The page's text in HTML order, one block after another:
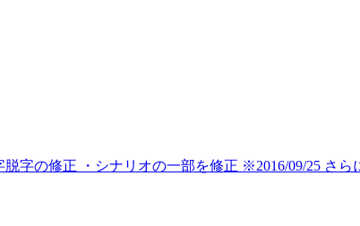
字の修正 ・シナリオの一部を修正 ※2016/09/25 さ